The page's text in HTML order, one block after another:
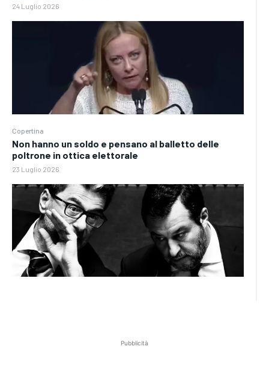
24 Luglio 2026
Copertina
Non hanno un soldo e pensano al balletto delle
poltrone in ottica elettorale
23 Luglio 2026
Pubblicità